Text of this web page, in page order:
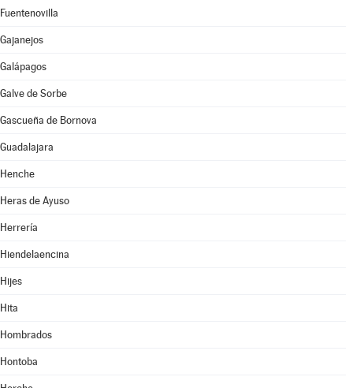
Fuentenovilla
Gajanejos
Galápagos
Galve de Sorbe
Gascueña de Bornova
Guadalajara
Henche
Heras de Ayuso
Herrería
Hiendelaencina
Hijes
Hita
Hombrados
Hontoba